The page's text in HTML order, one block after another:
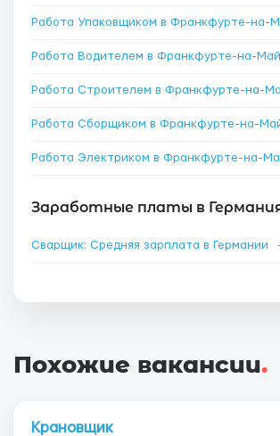
Работа Упаковщиком в Франкфурте-на-
Работа Водителем в Франкфурте-на-
Работа Строителем в Франкфурте-на-
Работа Сборщиком в Франкфурте-на-
Работа Электриком в Франкфурте-на-
Заработные платы в
Сварщик: Средняя зарплата в Германии
Похожие вакансии.
Крановщик